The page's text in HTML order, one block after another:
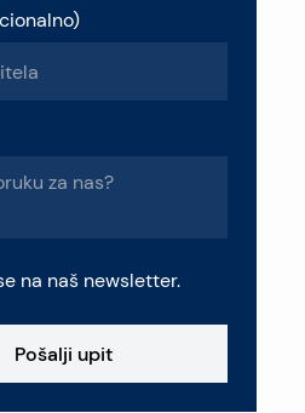
)
na naš newsletter.
Pošalji upit